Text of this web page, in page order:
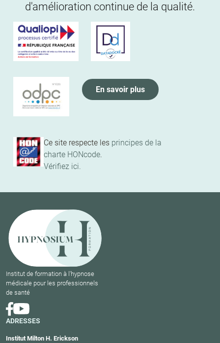
d'amélioration continue de la qualité.
Ce site respecte les principes de la
charte HONcode.
Vérifiez ici.
En savoir plus
Institut de formation à l'hypnose
médicale pour les professionnels
de santé
ADRESSES
Institut Milton H. Erickson